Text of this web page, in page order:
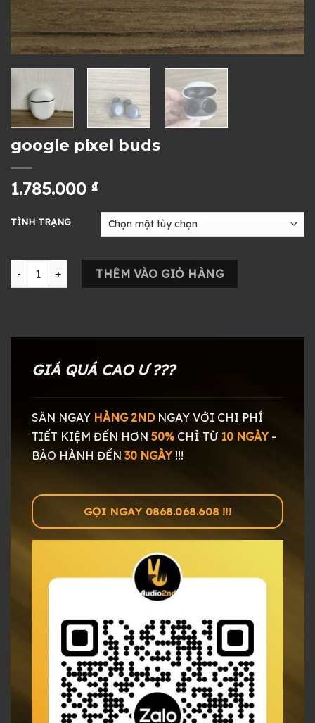
google pixel buds
1.785.000 ₫
TÌNH TRẠNG
google pixel buds số lượngTHÊM VÀO GIỎ HÀNG
GIÁ QUÁ CAO Ư ???
SĂN NGAY HÀNG 2NDNGAY VỚI CHI PHÍ
TIẾT KIỆM ĐẾN HƠN 50% CHỈ TỪ 10 NGÀY-
BẢO HÀNH ĐẾN 30 NGÀY!!!
GỌI NGAY 0868.068.608 !!!